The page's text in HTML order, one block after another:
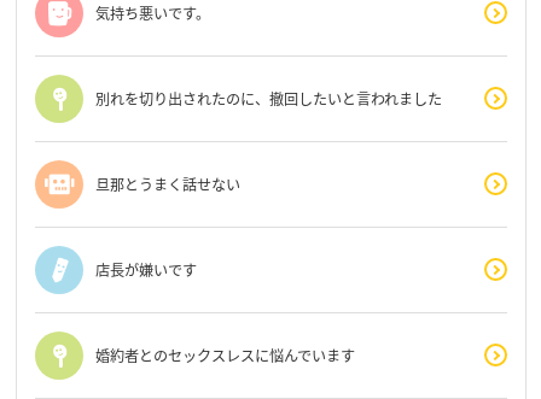
気持ち悪いです。
別れを切り出されたのに、撤回したいと言われました
旦那とうまく話せない
店長が嫌いです
婚約者とのセックスレスに悩んでいます